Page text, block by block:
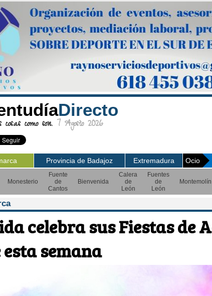
Directo
como son. 7 Agosto 2026
Provincia de Badajoz Extremadura Ocio
Monesterio
Fuente
de
Cantos
Bienvenida
Calera
de
León
Fuentes
de
León
Montemolín
celebra sus Fiestas de
semana